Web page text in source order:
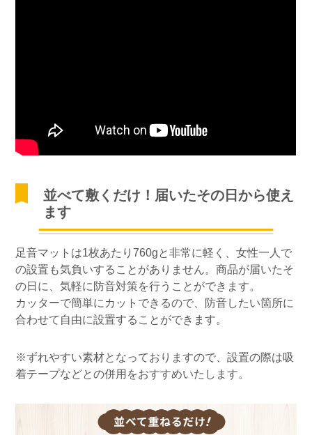
並べて敷くだけ！届いたその日から使え
ます
足音マットは1枚あたり760gと非常に軽く、女性一人で
の設置も気負いすることがありません。商品が届いたそ
の日に、気軽に防音対策を行うことができます。
カッターで簡単にカットできるので、防音したい箇所に
合わせて自由に設置することができます。
※ずれやすい素材となっておりますので、設置の際は吸
着テープなどとの併用をおすすめいたします。